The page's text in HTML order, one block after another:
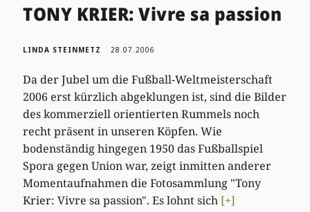
TONY KRIER: Vivre sa passion
LINDA STEINMETZ 28.07.2006
Da der Jubel um die Fußball-Weltmeisterschaft
2006 erst kürzlich abgeklungen ist, sind die Bilder
des kommerziell orientierten Rummels noch
recht präsent in unseren Köpfen. Wie
bodenständig hingegen 1950 das Fußballspiel
Spora gegen Union war, zeigt inmitten anderer
Momentaufnahmen die Fotosammlung "Tony
Krier: Vivre sa passion". Es lohnt sich [+]